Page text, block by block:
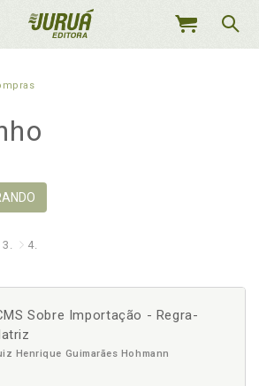
MEU
3. 4.
Sobre Importação - Regra-
Henrique Guimarães Hohmann